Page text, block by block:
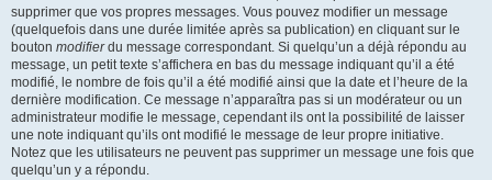
supprimer que vos propres messages. Vous pouvez modifier un message
(quelquefois dans une durée limitée après sa publication) en cliquant sur le
bouton modifierdu message correspondant. Si quelqu’un a déjà répondu au
message, un petit texte s’affichera en bas du message indiquant qu’il a été
modifié, le nombre de fois qu’il a été modifié ainsi que la date et l’heure de la
dernière modification. Ce message n’apparaîtra pas si un modérateur ou un
administrateur modifie le message, cependant ils ont la possibilité de laisser
une note indiquant qu’ils ont modifié le message de leur propre initiative.
Notez que les utilisateurs ne peuvent pas supprimer un message une fois que
quelqu’un y a répondu.